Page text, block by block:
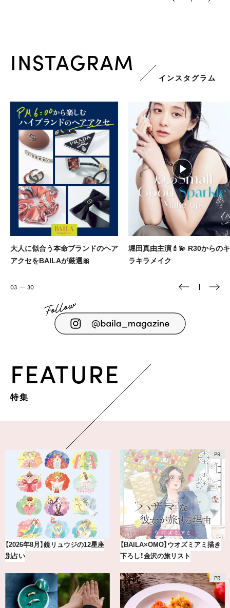
INSTAGRAM
インスタグラム
合う本命ブランドのヘア
BAILAが厳選🎀
堀田真由主演💄💫 R30からのキ
ラキラメイク
03 30
FEATURE
特集
ジの12星座
【BAILA×OMO】ウオズミアミ描き
下ろし！金沢の旅リスト
【BAILA×OMO】ウ
下ろし！金沢の旅リ